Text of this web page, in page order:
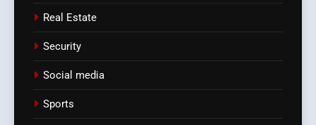
Real Estate
Security
Social media
Sports